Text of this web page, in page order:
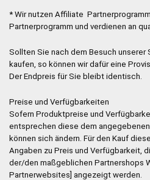
* Wir nutzen Affiliate
Partnerprogramm und verdienen an
Sollten Sie nach dem Besuch
kaufen, so können wir dafür eine
Der Endpreis für Sie bleibt identisch.
Preise und Verfügbarkeiten
Sofern Produktpreise und
entsprechen diese dem
können sich ändern. Für den Kauf
Angaben zu Preis und Verfügbarkeit,
der/den maßgeblichen Partnershops
Partnerwebsites] angezeigt werden.